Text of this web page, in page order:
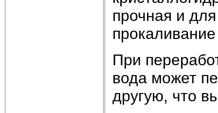
прочная и
При
вода может
другую, что